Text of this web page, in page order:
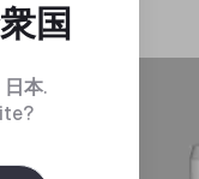
国
日本.